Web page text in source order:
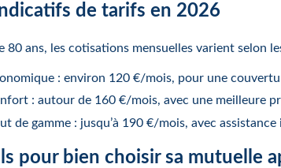
de tarifs en 2026
80 ans, les cotisations mensuelles varient selon
: environ 120 €/mois, pour une
: autour de 160 €/mois, avec une meilleure
de gamme : jusqu’à 190 €/mois, avec
pour bien choisir sa mutuelle